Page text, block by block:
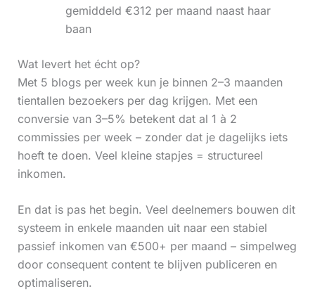
gemiddeld €312 per maand naast haar
baan
Wat levert het écht op?
Met 5 blogs per week kun je binnen 2–3 maanden
tientallen bezoekers per dag krijgen. Met een
conversie van 3–5% betekent dat al 1 à 2
commissies per week – zonder dat je dagelijks iets
hoeft te doen. Veel kleine stapjes = structureel
inkomen.
En dat is pas het begin. Veel deelnemers bouwen dit
systeem in enkele maanden uit naar een stabiel
passief inkomen van €500+ per maand – simpelweg
door consequent content te blijven publiceren en
optimaliseren.